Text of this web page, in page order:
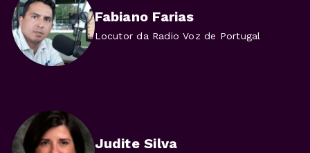
Fabiano Farias
Locutor da Radio Voz de Portugal
Judite Silva